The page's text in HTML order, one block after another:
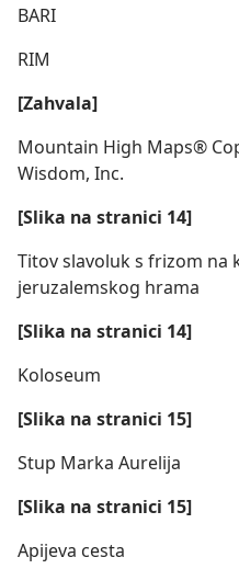
BARI
RIM
[Zahvala]
Mountain High Maps®
Wisdom, Inc.
[Slika na stranici 14]
Titov slavoluk s frizom na
jeruzalemskog hrama
[Slika na stranici 14]
Koloseum
[Slika na stranici 15]
Stup Marka Aurelija
[Slika na stranici 15]
Apijeva cesta